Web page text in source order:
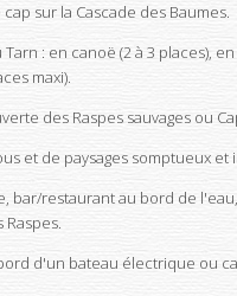
sur la Cascade des Baumes.
: en canoë (2 à 3 places),
maxi).
des Raspes sauvages ou
et de paysages somptueux et
bar/restaurant au bord de
d'un bateau électrique ou